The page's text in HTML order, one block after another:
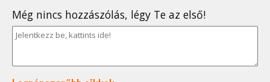
Még nincs hozzászólás, légy Te az első!